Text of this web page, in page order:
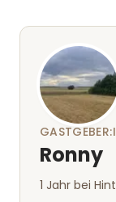
Ronny
1 Jahr bei